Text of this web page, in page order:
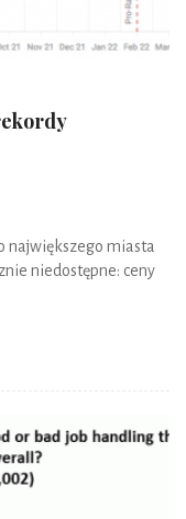
największego miasta
niedostępne: ceny